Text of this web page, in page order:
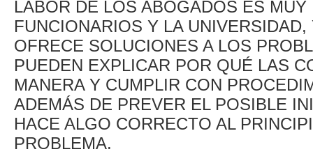
LABOR DE LOS ABOGADOS ES
FUNCIONARIOS Y LA
OFRECE SOLUCIONES A LOS
PUEDEN EXPLICAR POR QUÉ LAS
MANERA Y CUMPLIR CON
ADEMÁS DE PREVER EL POSIBLE
HACE ALGO CORRECTO AL
PROBLEMA.